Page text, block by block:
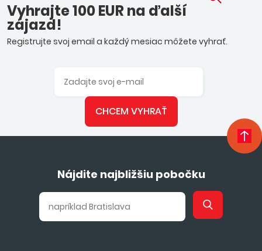
Vyhrajte 100 EUR na ďalší
zájazd!
Registrujte svoj email a každý mesiac môžete vyhrať.
CHCEM VYHRAŤ
Nájdite najbližšiu pobočku